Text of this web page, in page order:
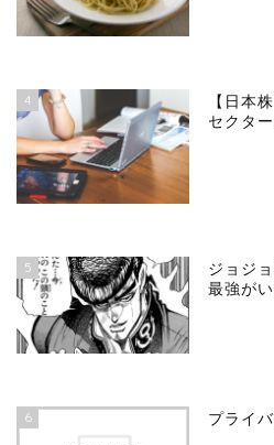
4
【日本
セクタ
5
ジョジ
最強が
6 プライ